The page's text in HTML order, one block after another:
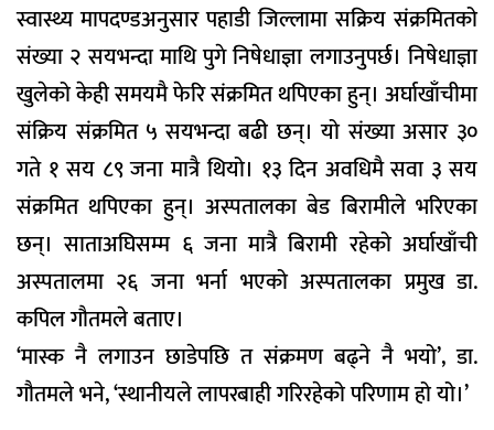
स्वास्थ्य मापदण्डअनुसार पहाडी जिल्लामा सक्रिय संक्रमितको
संख्या २ सयभन्दा माथि पुगे निषेधाज्ञा लगाउनुपर्छ। निषेधाज्ञा
खुलेको केही समयमै फेरि संक्रमित थपिएका हुन्। अर्घाखाँचीमा
संक्रिय संक्रमित ५ सयभन्दा बढी छन्। यो संख्या असार ३०
गते १ सय ८९ जना मात्रै थियो। १३ दिन अवधिमै सवा ३ सय
संक्रमित थपिएका हुन्। अस्पतालका बेड बिरामीले भरिएका
छन्। साताअघिसम्म ६ जना मात्रै बिरामी रहेको अर्घाखाँची
अस्पतालमा २६ जना भर्ना भएको अस्पतालका प्रमुख डा.
कपिल गौतमले बताए।
‘मास्क नै लगाउन छाडेपछि त संक्रमण बढ्ने नै भयो’, डा.
गौतमले भने, ‘स्थानीयले लापरबाही गरिरहेको परिणाम हो यो।’